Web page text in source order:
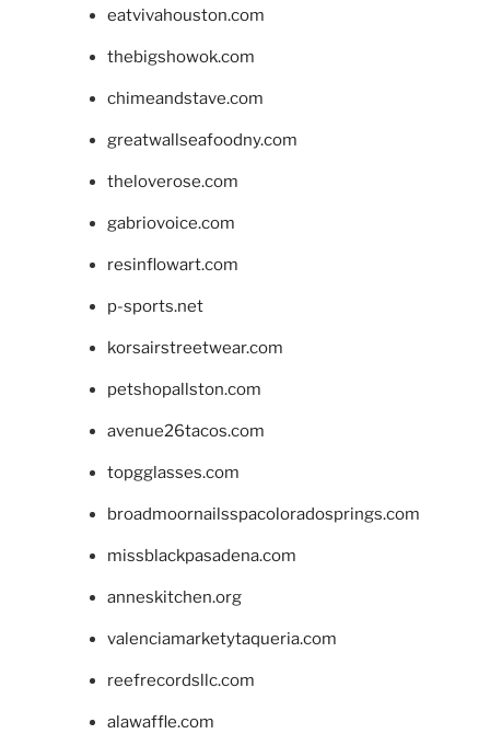
eatvivahouston.com
thebigshowok.com
chimeandstave.com
greatwallseafoodny.com
theloverose.com
gabriovoice.com
resinflowart.com
p-sports.net
korsairstreetwear.com
petshopallston.com
avenue26tacos.com
topgglasses.com
broadmoornailsspacoloradosprings.com
missblackpasadena.com
anneskitchen.org
valenciamarketytaqueria.com
reefrecordsllc.com
alawaffle.com